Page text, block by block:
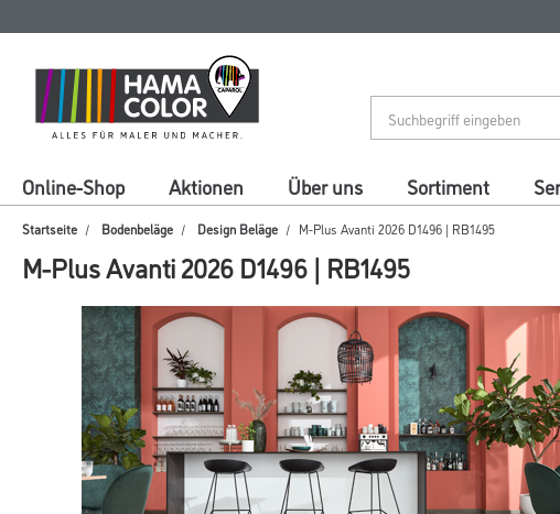
springen
springen
Online-Shop Aktionen Über uns Sortiment
Startseite Bodenbeläge Design Beläge M-Plus Avanti 2026 D1496 | RB1495
M-Plus Avanti 2026 D1496 | RB1495